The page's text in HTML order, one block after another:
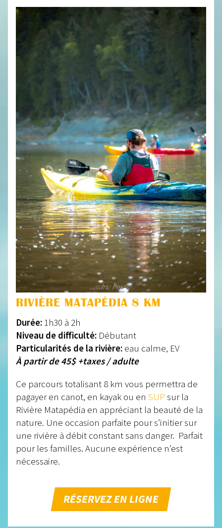
RIVIÈRE MATAPÉDIA 8 KM
Durée: 1h30 à 2h
Niveau de difficulté: Débutant
Particularités de la rivière: eau calme, EV
À partir de 45$ +taxes / adulte
Ce parcours totalisant 8 km vous permettra de
pagayer en canot, en kayak ou en SUP sur la
Rivière Matapédia en appréciant la beauté de la
nature. Une occasion parfaite pour s’initier sur
une rivière à débit constant sans danger. Parfait
pour les familles. Aucune expérience n’est
nécessaire.
RÉSERVEZ EN LIGNE